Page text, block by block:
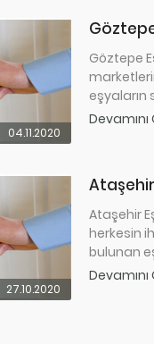
04.11.2020
Göztepe
eşyaların
27.10.2020
Ataşehir
herkesin
bulunan